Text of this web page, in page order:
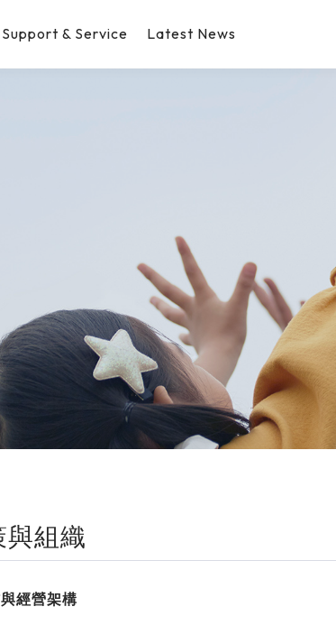
Support & Service Latest News
與組織
經營架構